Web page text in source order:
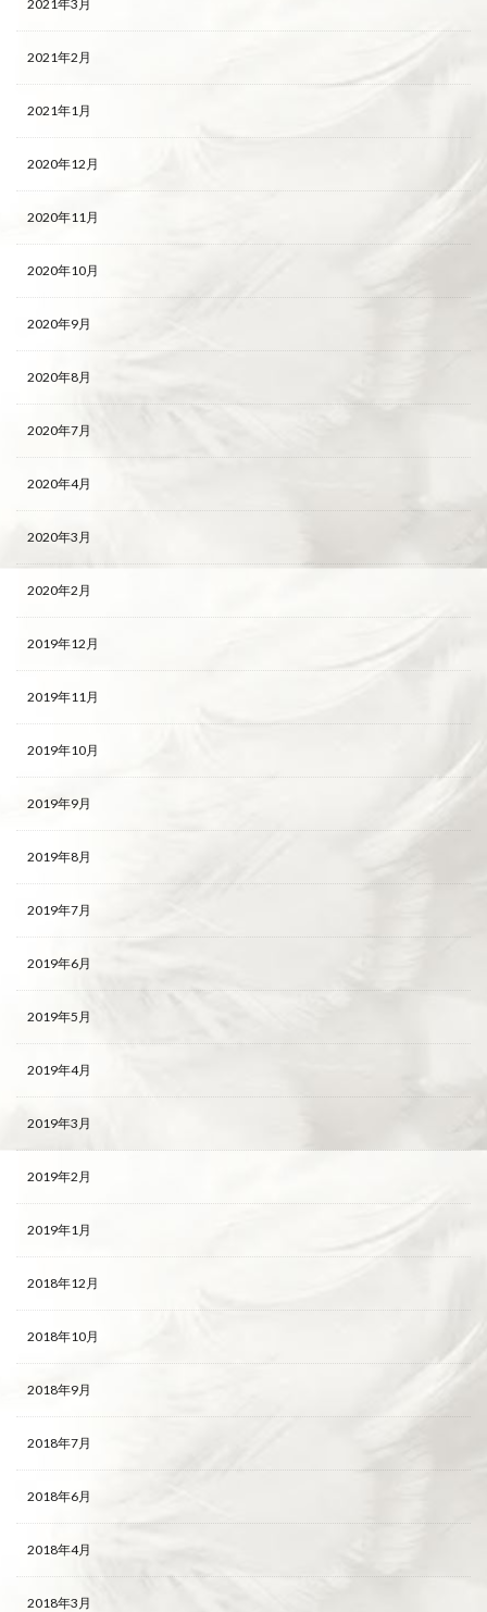
2021年3月
2021年2月
2021年1月
2020年12月
2020年11月
2020年10月
2020年9月
2020年8月
2020年7月
2020年4月
2020年3月
2020年2月
2019年12月
2019年11月
2019年10月
2019年9月
2019年8月
2019年7月
2019年6月
2019年5月
2019年4月
2019年3月
2019年2月
2019年1月
2018年12月
2018年10月
2018年9月
2018年7月
2018年6月
2018年4月
2018年3月